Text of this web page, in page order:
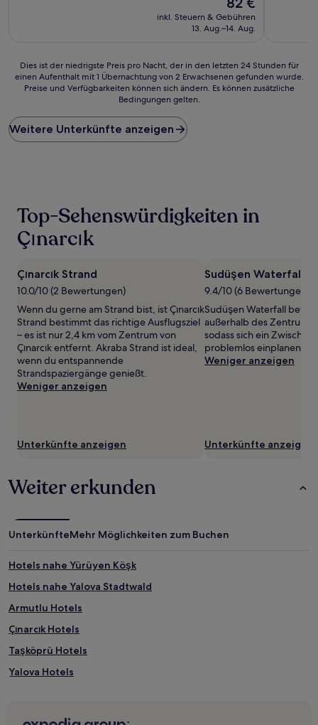
Preis
beträgt
inkl. Steuern & Gebühren
13. Aug.–14. Aug.
Dies
ist
Preis
pro
Nacht,
24 Stunden
einen
Aufenthalt
1 Übernachtung
von
2 Erwachsenen
gefunden
wurde.
Preise
und
Verfügbarkeiten
können
sich
Bedingungen
Dies ist der niedrigste Preis pro Nacht, der in den letzten 24 Stunden für
einen Aufenthalt mit 1 Übernachtung von 2 Erwachsenen gefunden wurde.
Preise und Verfügbarkeiten können sich ändern. Es können zusätzliche
Bedingungen gelten.
Weitere Unterkünfte anzeigen
Top-Sehenswürdigkeiten in
Çınarcık
Çınarcık Strand
10.0/10 (2 Bewertungen)
Wenn du gerne am Strand bist, ist Çınarcık
Strand bestimmt das richtige Ausflugsziel
– es ist nur 2,4 km vom Zentrum von
Çınarcık entfernt. Akraba Strand ist ideal,
wenn du entspannende
Strandspaziergänge genießt.
Weniger anzeigen
Unterkünfte anzeigen
Sudüşen Waterfall
9.4/10 (6 Bewertungen)
Sudüşen Waterfall
außerhalb des Zentrums
sodass sich ein
problemlos einplanen
Weniger anzeigen
Unterkünfte anzeigen
Weiter erkunden
UnterkünfteMehr Möglichkeiten zum Buchen
Hotels nahe Yürüyen Köşk
Hotels nahe Yalova Stadtwald
Armutlu Hotels
Çınarcık Hotels
Taşköprü Hotels
Yalova Hotels